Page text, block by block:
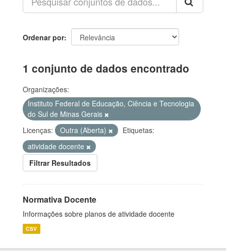
Ordenar por
1 conjunto de dados encontrado
Organizações:
Instituto Federal de Educação, Ciência e Tecnologia
do Sul de Minas Gerais
Licenças:
Outra (Aberta)
Etiquetas:
atividade docente
Filtrar Resultados
Normativa Docente
Informações sobre planos de atividade docente
CSV